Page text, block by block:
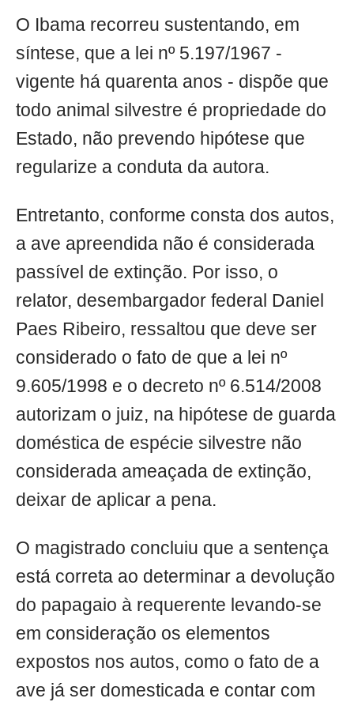
O Ibama recorreu sustentando, em
síntese, que a lei nº 5.197/1967 -
vigente há quarenta anos - dispõe que
todo animal silvestre é propriedade do
Estado, não prevendo hipótese que
regularize a conduta da autora.
Entretanto, conforme consta dos autos,
a ave apreendida não é considerada
passível de extinção. Por isso, o
relator, desembargador federal Daniel
Paes Ribeiro, ressaltou que deve ser
considerado o fato de que a lei nº
9.605/1998 e o decreto nº 6.514/2008
autorizam o juiz, na hipótese de guarda
doméstica de espécie silvestre não
considerada ameaçada de extinção,
deixar de aplicar a pena.
O magistrado concluiu que a sentença
está correta ao determinar a devolução
do papagaio à requerente levando-se
em consideração os elementos
expostos nos autos, como o fato de a
ave já ser domesticada e contar com